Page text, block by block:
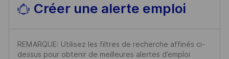
Créer une alerte emploi
REMARQUE: Utilisez les filtres de recherche affinés ci-
dessus pour obtenir de meilleures alertes d’emploi